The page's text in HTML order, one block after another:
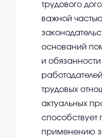
трудового
важной
оснований
и
трудовых
актуальных
способствует
применению